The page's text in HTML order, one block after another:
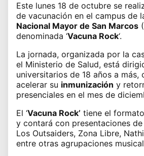
Este lunes 18 de octubre se
de vacunación en el campus de
Nacional Mayor de San Marcos (
denominada ‘Vacuna Rock‘.
La jornada, organizada por la
el Ministerio de Salud, está
universitarios de 18 años a
acelerar su inmunización y
presenciales en el mes de
El ‘Vacuna Rock’ tiene el
y contará con presentaciones
Los Outsaiders, Zona Libre,
entre otras agrupaciones